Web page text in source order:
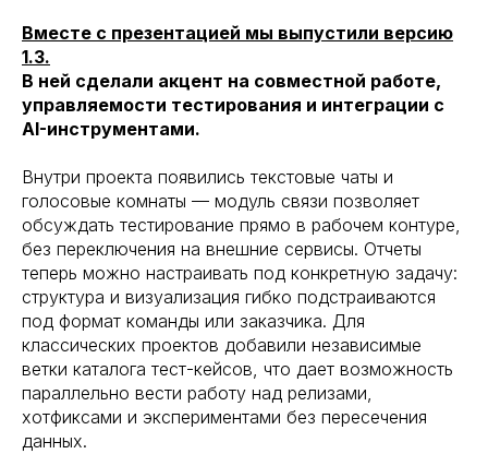
Вместе с презентацией мы выпустили версию
1.3.
В ней сделали акцент на совместной работе,
управляемости тестирования и интеграции с
AI-инструментами.
Внутри проекта появились текстовые чаты и
голосовые комнаты — модуль связи позволяет
обсуждать тестирование прямо в рабочем контуре,
без переключения на внешние сервисы. Отчеты
теперь можно настраивать под конкретную задачу:
структура и визуализация гибко подстраиваются
под формат команды или заказчика. Для
классических проектов добавили независимые
ветки каталога тест-кейсов, что дает возможность
параллельно вести работу над релизами,
хотфиксами и экспериментами без пересечения
данных.